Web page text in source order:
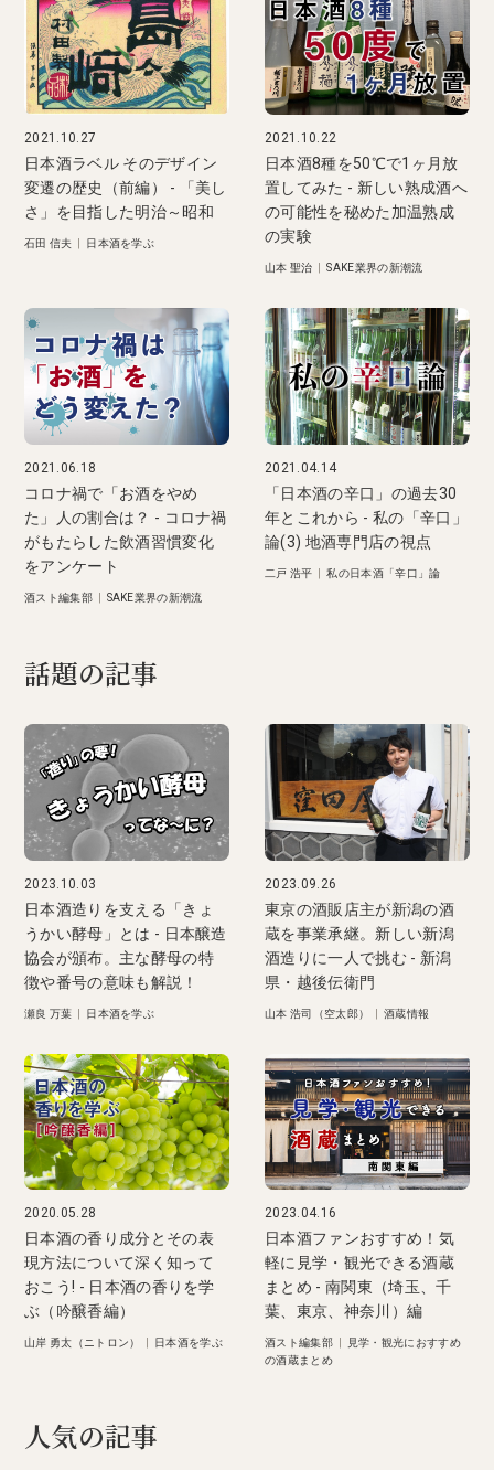
2021.10.27
日本酒ラベル そのデザイン
変遷の歴史（前編） - 「美し
さ」を目指した明治～昭和
石田 信夫 日本酒を学ぶ
2021.10.22
日本酒8種を50℃で1ヶ月放
置してみた - 新しい熟成酒へ
の可能性を秘めた加温熟成
の実験
山本 聖治 |SAKE業界の新潮流
2021.06.18
コロナ禍で「お酒をやめ
た」人の割合は？ - コロナ禍
がもたらした飲酒習慣変化
をアンケート
酒スト編集部| SAKE業界の新潮流
2021.04.14
「日本酒の辛口」の過去30
年とこれから - 私の「辛口」
論(3) 地酒専門店の視点
二戸 浩平 |私の日本酒「辛口」論
話題の記事
2023.10.03
日本酒造りを支える「きょ
うかい酵母」とは - 日本醸造
協会が頒布。主な酵母の特
徴や番号の意味も解説！
瀬良 万葉 日本酒を学ぶ
2023.09.26
東京の酒販店主が新潟の酒
蔵を事業承継。新しい新潟
酒造りに一人で挑む - 新潟
県・越後伝衛門
山本 浩司（空太郎） 酒蔵情報
2020.05.28
日本酒の香り成分とその表
現方法について深く知って
おこう! - 日本酒の香りを学
ぶ（吟醸香編）
山岸 勇太（ニトロン） 日本酒を学ぶ
2023.04.16
日本酒ファンおすすめ！気
軽に見学・観光できる酒蔵
まとめ - 南関東（埼玉、千
葉、東京、神奈川）編
酒スト編集部
見学・観光におすすめ
の酒蔵まとめ
人気の記事